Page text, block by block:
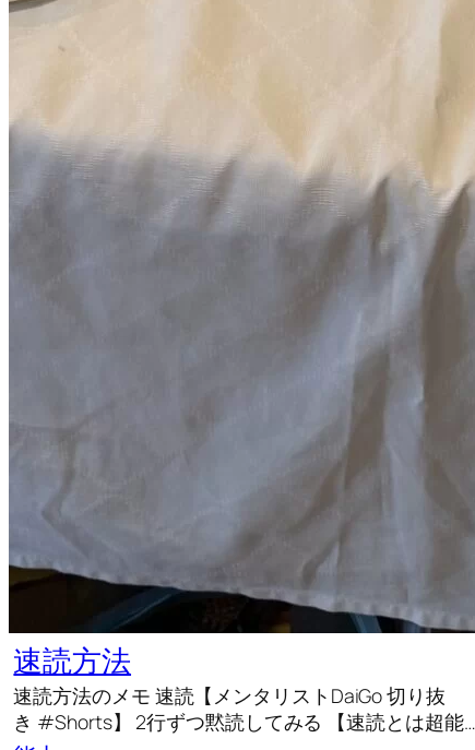
速読方法
速読方法のメモ 速読【メンタリストDaiGo 切り抜
き #Shorts】 2行ずつ黙読してみる 【速読とは超能…